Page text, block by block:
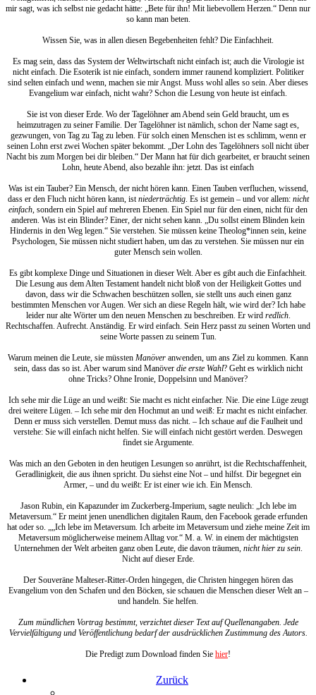
mir sagt, was ich selbst nie gedacht hätte: „Bete für ihn! Mit liebevollem Herzen.“ Denn nur
so kann man beten.
Wissen Sie, was in allen diesen Begebenheiten fehlt? Die Einfachheit.
Es mag sein, dass das System der Weltwirtschaft nicht einfach ist; auch die Virologie ist
nicht einfach. Die Esoterik ist nie einfach, sondern immer raunend kompliziert. Politiker
sind selten einfach und wenn, machen sie mir Angst. Muss wohl alles so sein. Aber dieses
Evangelium war einfach, nicht wahr? Schon die Lesung von heute ist einfach.
Sie ist von dieser Erde. Wo der Tagelöhner am Abend sein Geld braucht, um es
heimzutragen zu seiner Familie. Der Tagelöhner ist nämlich, schon der Name sagt es,
gezwungen, von Tag zu Tag zu leben. Für solch einen Menschen ist es schlimm, wenn er
seinen Lohn erst zwei Wochen später bekommt. „Der Lohn des Tagelöhners soll nicht über
Nacht bis zum Morgen bei dir bleiben.“ Der Mann hat für dich gearbeitet, er braucht seinen
Lohn, heute Abend, also bezahle ihn: jetzt. Das ist einfach
Was ist ein Tauber? Ein Mensch, der nicht hören kann. Einen Tauben verfluchen, wissend,
dass er den Fluch nicht hören kann, ist niederträchtig. Es ist gemein – und vor allem: nicht
einfach , sondern ein Spiel auf mehreren Ebenen. Ein Spiel nur für den einen, nicht für den
anderen. Was ist ein Blinder? Einer, der nicht sehen kann. „Du sollst einem Blinden kein
Hindernis in den Weg legen.“ Sie verstehen. Sie müssen keine Theolog*innen sein, keine
Psychologen, Sie müssen nicht studiert haben, um das zu verstehen. Sie müssen nur ein
guter Mensch sein wollen.
Es gibt komplexe Dinge und Situationen in dieser Welt. Aber es gibt auch die Einfachheit.
Die Lesung aus dem Alten Testament handelt nicht bloß von der Heiligkeit Gottes und
davon, dass wir die Schwachen beschützen sollen, sie stellt uns auch einen ganz
bestimmten Menschen vor Augen. Wer sich an diese Regeln hält, wie wird der? Ich habe
leider nur alte Wörter um den neuen Menschen zu beschreiben. Er wird redlich.
Rechtschaffen. Aufrecht. Anständig. Er wird einfach. Sein Herz passt zu seinen Worten und
seine Worte passen zu seinem Tun.
Warum meinen die Leute, sie müssten Manöver anwenden, um ans Ziel zu kommen. Kann
sein, dass das so ist. Aber warum sind Manöver die erste Wahl? Geht es wirklich nicht
ohne Tricks? Ohne Ironie, Doppelsinn und Manöver?
Ich sehe mir die Lüge an und weißt: Sie macht es nicht einfacher. Nie. Die eine Lüge zeugt
drei weitere Lügen. – Ich sehe mir den Hochmut an und weiß: Er macht es nicht einfacher.
Denn er muss sich verstellen. Demut muss das nicht. – Ich schaue auf die Faulheit und
verstehe: Sie will einfach nicht helfen. Sie will einfach nicht gestört werden. Deswegen
findet sie Argumente.
Was mich an den Geboten in den heutigen Lesungen so anrührt, ist die Rechtschaffenheit,
Geradlinigkeit, die aus ihnen spricht. Du siehst eine Not – und hilfst. Dir begegnet ein
Armer, – und du weißt: Er ist einer wie ich. Ein Mensch.
Jason Rubin, ein Kapazunder im Zuckerberg-Imperium, sagte neulich: „Ich lebe im
Metaversum.“ Er meint jenen unendlichen digitalen Raum, den Facebook gerade erfunden
hat oder so. „„Ich lebe im Metaversum. Ich arbeite im Metaversum und ziehe meine Zeit im
Metaversum möglicherweise meinem Alltag vor.“ M. a. W. in einem der mächtigsten
Unternehmen der Welt arbeiten ganz oben Leute, die davon träumen, nicht hier zu sein.
Nicht auf dieser Erde.
Der Souveräne Malteser-Ritter-Orden hingegen, die Christen hingegen hören das
Evangelium von den Schafen und den Böcken, sie schauen die Menschen dieser Welt an –
und handeln. Sie helfen.
Zum mündlichen Vortrag bestimmt, verzichtet dieser Text auf Quellenangaben. Jede
Vervielfältigung und Veröffentlichung bedarf der ausdrücklichen Zustimmung des Autors.
Die Predigt zum Download finden Sie hier!
Zurück